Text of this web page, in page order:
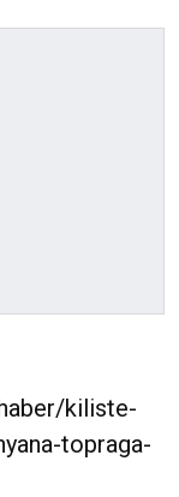
kiliste-
topraga-